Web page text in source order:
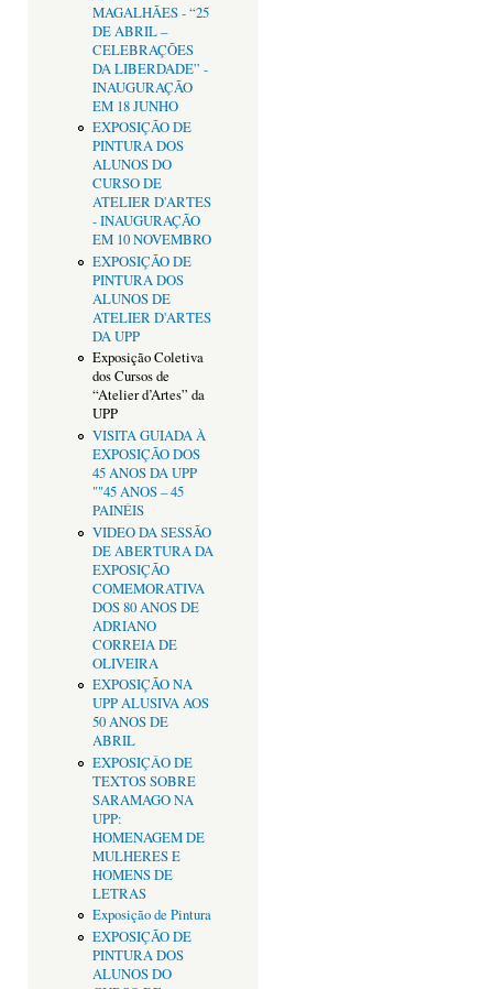
MAGALHÃES - “25
DE ABRIL –
CELEBRAÇÕES
DA LIBERDADE” -
INAUGURAÇÃO
EM 18 JUNHO
EXPOSIÇÃO DE
PINTURA DOS
ALUNOS DO
CURSO DE
ATELIER D'ARTES
- INAUGURAÇÃO
EM 10 NOVEMBRO
EXPOSIÇÃO DE
PINTURA DOS
ALUNOS DE
ATELIER D'ARTES
DA UPP
Exposição Coletiva
dos Cursos de
“Atelier d’Artes” da
UPP
VISITA GUIADA À
EXPOSIÇÃO DOS
45 ANOS DA UPP
""45 ANOS – 45
PAINÉIS
VIDEO DA SESSÃO
DE ABERTURA DA
EXPOSIÇÃO
COMEMORATIVA
DOS 80 ANOS DE
ADRIANO
CORREIA DE
OLIVEIRA
EXPOSIÇÃO NA
UPP ALUSIVA AOS
50 ANOS DE
ABRIL
EXPOSIÇÂO DE
TEXTOS SOBRE
SARAMAGO NA
UPP:
HOMENAGEM DE
MULHERES E
HOMENS DE
LETRAS
Exposição de Pintura
EXPOSIÇÃO DE
PINTURA DOS
ALUNOS DO